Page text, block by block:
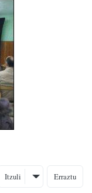
Itzuli Erraztu